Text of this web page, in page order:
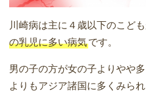
川崎病は主に４歳以下のこど
の乳児に多い病気です。
男の子の方が女の子よりやや
よりもアジア諸国に多くみられ